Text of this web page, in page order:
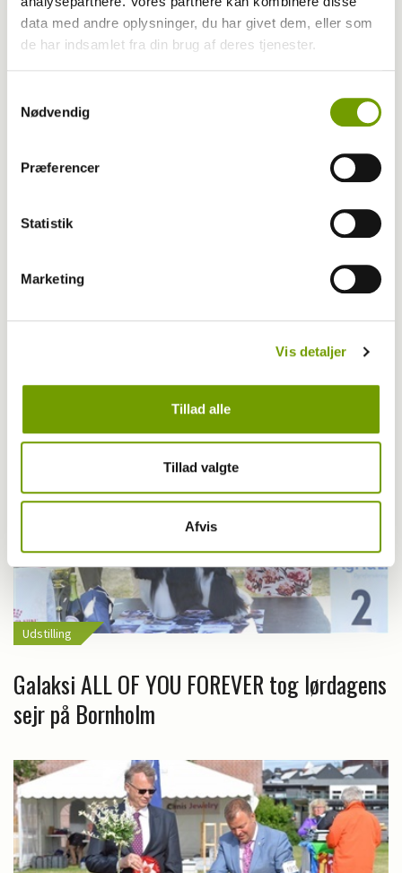
data med andre oplysninger, du har givet dem, eller som
de har indsamlet fra din brug af deres tjenester.
Nødvendig
Præferencer
Statistik
Marketing
Vis detaljer
Tillad alle
Tillad valgte
Afvis
Udstilling
Galaksi ALL OF YOU FOREVER tog lørdagens
sejr på Bornholm